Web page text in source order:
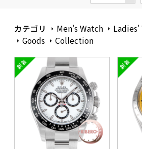
カテゴリ Men's Watch Ladies'
Goods
Collection